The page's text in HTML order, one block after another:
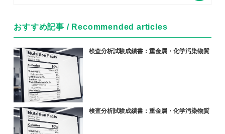
おすすめ記事 / Recommended articles
検査分析試験成績書：重金属・化学汚染物質
検査分析試験成績書：重金属・化学汚染物質